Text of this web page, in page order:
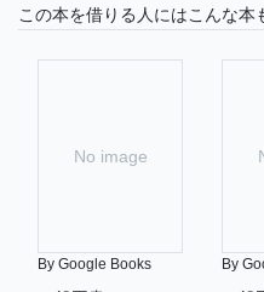
この本を借りる人にはこんな本
No image
By Google Books By